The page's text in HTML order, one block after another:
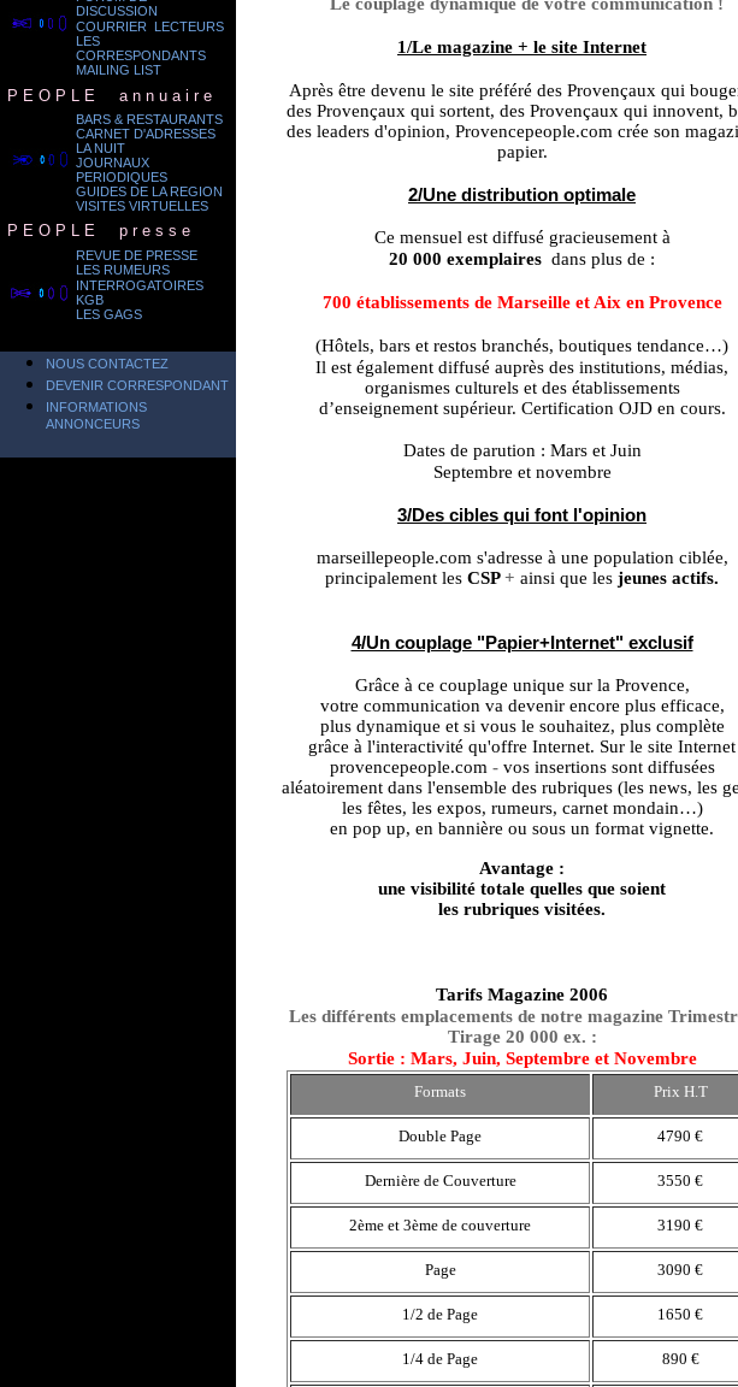
DISCUSSION
COURRIER LECTEURS
LES
CORRESPONDANTS
MAILING LIST
P E O P L E a n n u a i r e
BARS & RESTAURANTS
CARNET D'ADRESSES
LA NUIT
JOURNAUX
PERIODIQUES
GUIDES DE LA REGION
VISITES VIRTUELLES
P E O P L E p r e s s e
REVUE DE PRESSE
LES RUMEURS
INTERROGATOIRES
KGB
LES GAGS
NOUS CONTACTEZ
DEVENIR CORRESPONDANT
INFORMATIONS
ANNONCEURS
1/Le magazine + le site Internet
Après être devenu le site préféré des Provençaux qui
des Provençaux qui sortent, des Provençaux qui innovent,
des leaders d'opinion, Provencepeople.com crée son
papier.
2/Une distribution optimale
Ce mensuel est diffusé gracieusement à
20 000 exemplaires dans plus de :
700 établissements de Marseille et Aix en Provence
(Hôtels, bars et restos branchés, boutiques tendance…)
Il est également diffusé auprès des institutions, médias,
organismes culturels et des établissements
d’enseignement supérieur. Certification OJD en cours.
Dates de parution : Mars et Juin
Septembre et novembre
3/Des cibles qui font l'opinion
marseillepeople.com s'adresse à une population ciblée,
principalement les CSP+ ainsi que les jeunes actifs.
4/Un couplage "Papier+Internet" exclusif
Grâce à ce couplage unique sur la Provence,
votre communication va devenir encore plus efficace,
plus dynamique et si vous le souhaitez, plus complète
grâce à l'interactivité qu'offre Internet. Sur le site Internet
provencepeople.com -vos insertions sont diffusées
aléatoirement dans l'ensemble des rubriques (les news, les
les fêtes, les expos, rumeurs, carnet mondain…)
en pop up, en bannière ou sous un format vignette.
Avantage :
une visibilité totale quelles que soient
les rubriques visitées.
Tarifs Magazine 2006
Les différents emplacements de notre magazine
Tirage 20 000 ex. :
Sortie : Mars, Juin, Septembre et Novembre
Formats Prix H.T
Double Page 4790 €
Dernière de Couverture 3550 €
2ème et 3ème de couverture 3190 €
Page 3090 €
1/2 de Page 1650 €
1/4 de Page 890 €